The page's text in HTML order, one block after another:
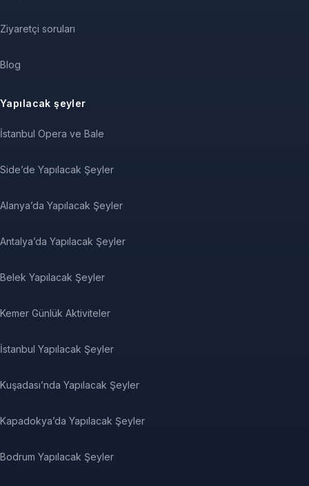
Ziyaretçi soruları
Blog
Yapılacak şeyler
İstanbul Opera ve Bale
Side’de Yapılacak Şeyler
Alanya’da Yapılacak Şeyler
Antalya’da Yapılacak Şeyler
Belek Yapılacak Şeyler
Kemer Günlük Aktiviteler
İstanbul Yapılacak Şeyler
Kuşadası’nda Yapılacak Şeyler
Kapadokya’da Yapılacak Şeyler
Bodrum Yapılacak Şeyler